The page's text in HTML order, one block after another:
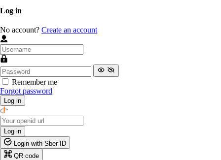
Log in
No account? Create an account
Remember me
Forgot password
Log in
Log in
Login with Sber ID
QR code